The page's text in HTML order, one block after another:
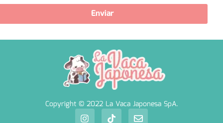
Enviar
Copyright © 2022 La Vaca Japonesa SpA.